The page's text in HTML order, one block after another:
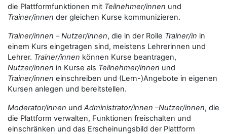
die Plattformfunktionen mit Teilnehmer/innen und
Trainer/innen der gleichen Kurse kommunizieren.
Trainer/innen –Nutzer/innen, die in der Rolle Trainer/in in
einem Kurs eingetragen sind, meistens Lehrerinnen und
Lehrer. Trainer/innen können Kurse beantragen,
Nutzer/innen in Kurse als Teilnehmer/innen und
Trainer/innen einschreiben und (Lern-)Angebote in eigenen
Kursen anlegen und bereitstellen.
Moderator/innen und Administrator/innen –Nutzer/innen, die
die Plattform verwalten, Funktionen freischalten und
einschränken und das Erscheinungsbild der Plattform